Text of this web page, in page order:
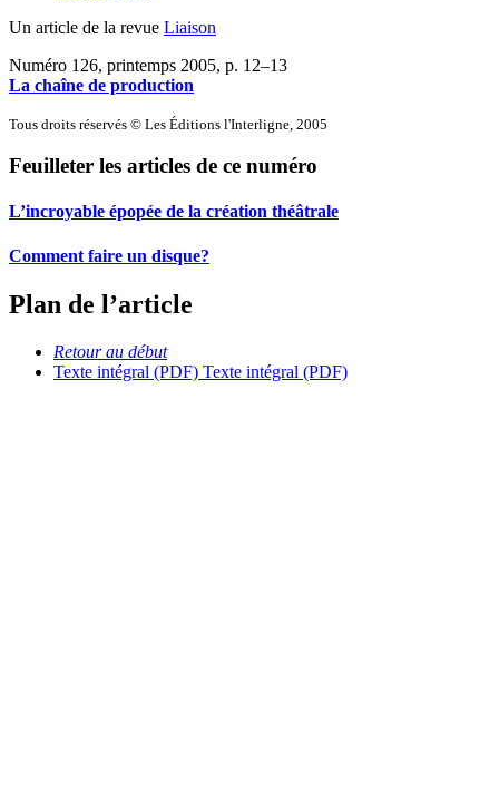
Un article de la revue Liaison
Numéro 126, printemps 2005, p. 12–13
La chaîne de production
Tous droits réservés © Les Éditions l'Interligne, 2005
Feuilleter les articles de ce numéro
L’incroyable épopée de la création théâtrale
Comment faire un disque?
Plan de l’article
Retour au début
Texte intégral (PDF) Texte intégral (PDF)